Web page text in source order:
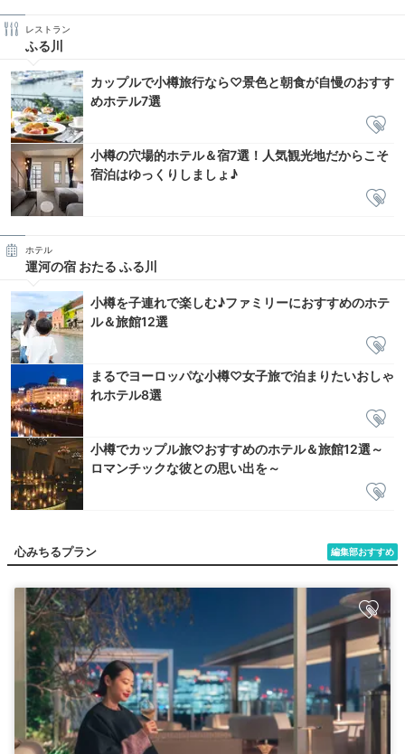
レストラン
ふる川
カップルで小樽旅行なら♡景色と朝食が自慢のおすす
めホテル7選
小樽の穴場的ホテル＆宿7選！人気観光地だからこそ
宿泊はゆっくりしましょ♪
ホテル
運河の宿 おたる ふる川
小樽を子連れで楽しむ♪ファミリーにおすすめのホテ
ル＆旅館12選
まるでヨーロッパな小樽♡女子旅で泊まりたいおしゃ
れホテル8選
小樽でカップル旅♡おすすめのホテル＆旅館12選～
ロマンチックな彼との思い出を～
編集部おすすめ
心みちるプラン